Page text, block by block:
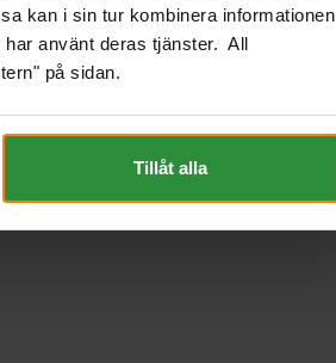
kan i sin tur kombinera informationen
har använt deras tjänster. All
på sidan.
Tillåt alla